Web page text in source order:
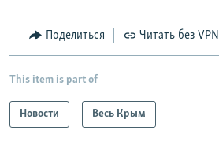
Поделиться Читать без VPN
This item is part of
Новости Весь Крым